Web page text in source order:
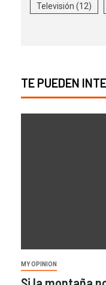
Televisión (12)
TE PUEDEN
MY OPINION